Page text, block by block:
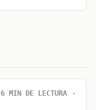
6 MIN DE LECTURA